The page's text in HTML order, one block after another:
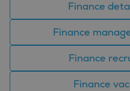
Finance
Finance
Finance
Finance
van de website mogelijk,
accountbeheer. De
Naam
CookieScriptConsent